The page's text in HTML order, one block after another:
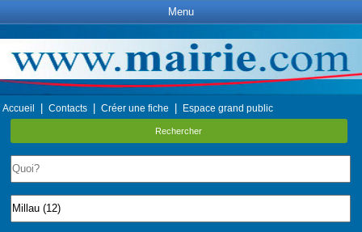
Menu
Accueil Contacts Créer une fiche Espace grand public
Rechercher